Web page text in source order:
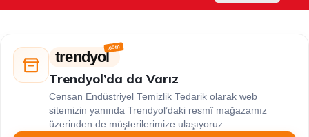
trendyol
Trendyol’da da Varız
Censan Endüstriyel Temizlik Tedarik olarak web
sitemizin yanında Trendyol’daki resmî mağazamız
üzerinden de müşterilerimize ulaşıyoruz.